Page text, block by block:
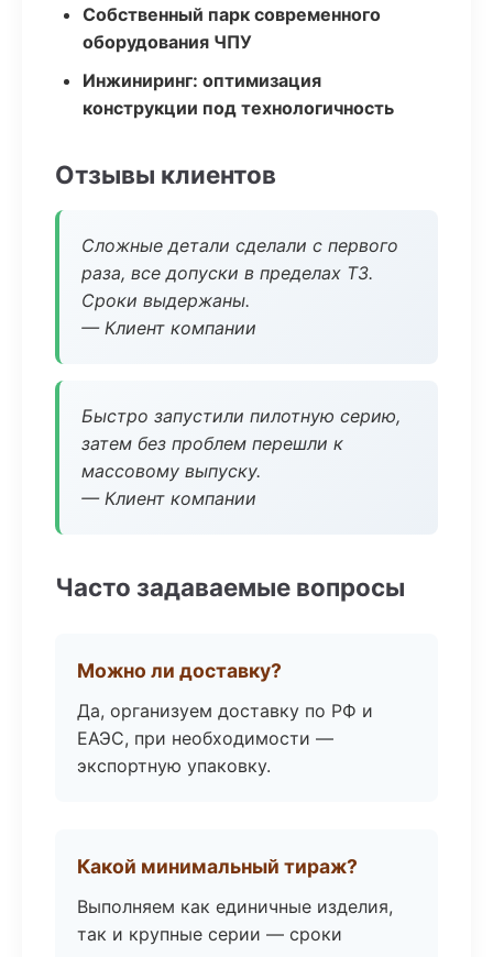
Собственный парк современного
оборудования ЧПУ
Инжиниринг: оптимизация
конструкции под технологичность
Отзывы клиентов
Сложные детали сделали с первого
раза, все допуски в пределах ТЗ.
Сроки выдержаны.
— Клиент компании
Быстро запустили пилотную серию,
затем без проблем перешли к
массовому выпуску.
— Клиент компании
Часто задаваемые вопросы
Можно ли доставку?
Да, организуем доставку по РФ и
ЕАЭС, при необходимости —
экспортную упаковку.
Какой минимальный тираж?
Выполняем как единичные изделия,
так и крупные серии — сроки